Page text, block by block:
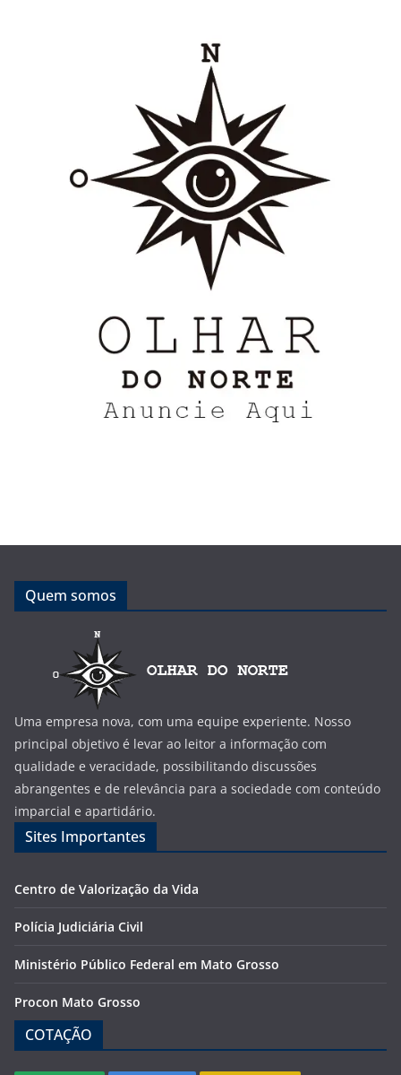
Quem somos
Uma empresa nova, com uma equipe experiente. Nosso
principal objetivo é levar ao leitor a informação com
qualidade e veracidade, possibilitando discussões
abrangentes e de relevância para a sociedade com conteúdo
imparcial e apartidário.
Sites Importantes
Centro de Valorização da Vida
Polícia Judiciária Civil
Ministério Público Federal em Mato Grosso
Procon Mato Grosso
COTAÇÃO